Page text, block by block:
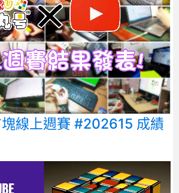
線上週賽 #202615 成績